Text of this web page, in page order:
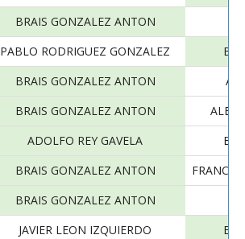
BRAIS GONZALEZ ANTON
PABLO RODRIGUEZ GONZALEZ
BRAIS GONZALEZ ANTON
BRAIS GONZALEZ ANTON
ADOLFO REY GAVELA
BRAIS GONZALEZ ANTON
BRAIS GONZALEZ ANTON
JAVIER LEON IZQUIERDO